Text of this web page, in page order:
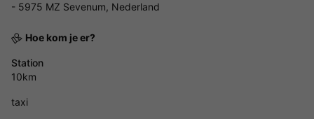
- 5975 MZ Sevenum, Nederland
Hoe kom je er?
Station
10km
taxi